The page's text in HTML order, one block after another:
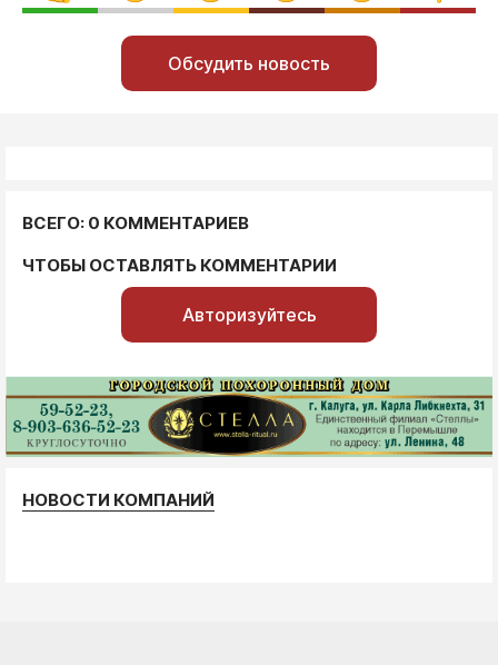
Обсудить новость
ВСЕГО: 0 КОММЕНТАРИЕВ
ЧТОБЫ ОСТАВЛЯТЬ КОММЕНТАРИИ
Авторизуйтесь
НОВОСТИ КОМПАНИЙ